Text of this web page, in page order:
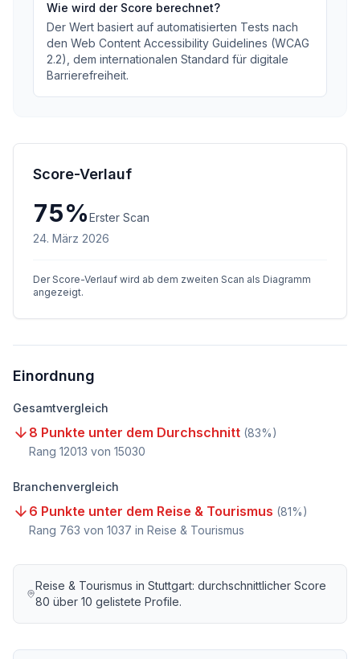
Wie wird der Score berechnet?
Der Wert basiert auf automatisierten Tests nach
den Web Content Accessibility Guidelines (WCAG
2.2), dem internationalen Standard für digitale
Barrierefreiheit.
Score-Verlauf
75%Erster Scan
24. März 2026
Der Score-Verlauf wird ab dem zweiten Scan als Diagramm
angezeigt.
Einordnung
Gesamtvergleich
8 Punkte unter dem Durchschnitt (83%)
Rang 12013 von 15030
Branchenvergleich
6 Punkte unter dem Reise & Tourismus (81%)
Rang 763 von 1037 in Reise & Tourismus
Reise & Tourismus in Stuttgart: durchschnittlicher Score
80 über 10 gelistete Profile.